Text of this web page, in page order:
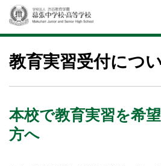
教育実習受付につ
本校で教育実習を希
方へ